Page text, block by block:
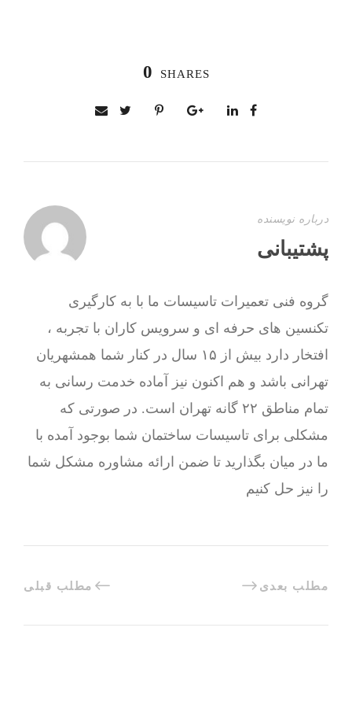
0 SHARES
درباره نویسنده
پشتیبانی
گروه فنی تعمیرات تاسیسات ما با به‌ کارگیری
تکنسین های حرفه ای و سرویس کاران با تجربه ،
افتخار دارد بیش از ۱۵ سال در کنار شما همشهریان
تهرانی باشد و هم اکنون نیز آماده خدمت رسانی به
تمام مناطق ۲۲ گانه تهران است. در صورتی که
مشکلی برای تاسیسات ساختمان شما بوجود آمده با
ما در میان بگذارید تا ضمن ارائه مشاوره مشکل شما
را نیز حل کنیم
مطلب قبلی مطلب بعدی